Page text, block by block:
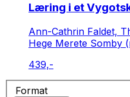
Læring i et
Ann-Cathrin Faldet,
Hege Merete Somby
439,-
Format